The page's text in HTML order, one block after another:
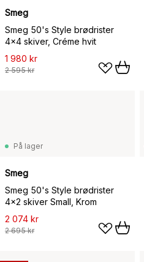
Smeg
Smeg 50's Style brødrister
4x4 skiver, Créme hvit
1 980 kr
2 595 kr
På lager
Smeg
Smeg 50's Style brødrister
4x2 skiver Small, Krom
2 074 kr
2 695 kr